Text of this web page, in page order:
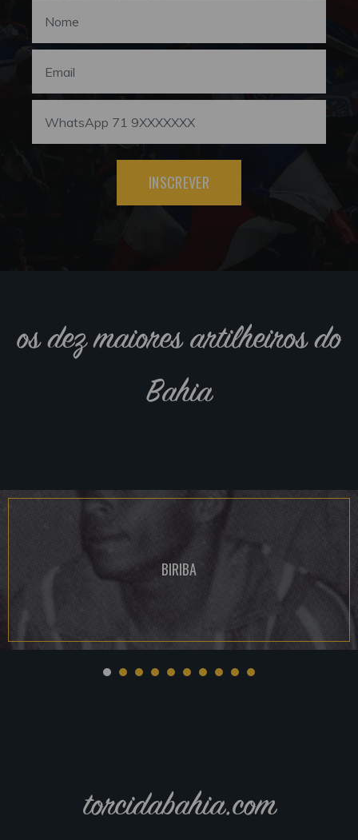
INSCREVER
os dez maiores artilheiros do
Bahia
BIRIBA
torcidabahia.com